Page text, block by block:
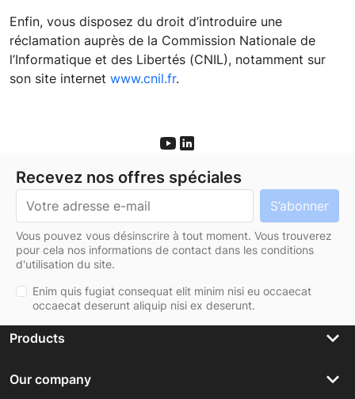
Enfin, vous disposez du droit d’introduire une
réclamation auprès de la Commission Nationale de
l’Informatique et des Libertés (CNIL), notamment sur
son site internet www.cnil.fr.
Recevez nos offres spéciales
Vous pouvez vous désinscrire à tout moment. Vous trouverez
pour cela nos informations de contact dans les conditions
d'utilisation du site.
Enim quis fugiat consequat elit minim nisi eu occaecat
occaecat deserunt aliquip nisi ex deserunt.
Products keyboard_arrow_down
Our company keyboard_arrow_down